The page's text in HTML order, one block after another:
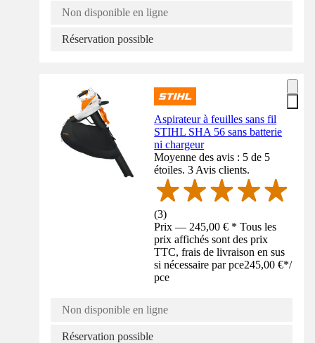
Non disponible en ligne
Réservation possible
Aspirateur à feuilles sans fil
STIHL SHA 56 sans batterie
ni chargeur
Moyenne des avis : 5 de 5
étoiles. 3 Avis clients.
(3)
Prix — 245,00 € * Tous les
prix affichés sont des prix
TTC, frais de livraison en sus
si nécessaire par pce245,00 €*/
pce
Non disponible en ligne
Réservation possible